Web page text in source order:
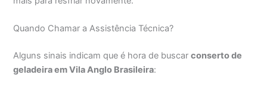
Quando Chamar a Assistência Técnica?
Alguns sinais indicam que é hora de buscarconserto de
geladeira em Vila Anglo Brasileira: